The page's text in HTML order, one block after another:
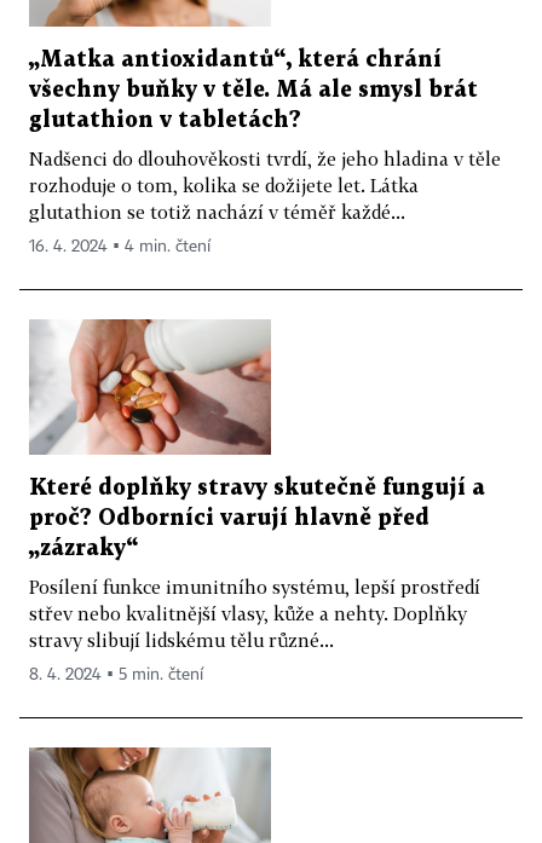
„Matka antioxidantů“, která chrání
všechny buňky v těle. Má ale smysl brát
glutathion v tabletách?
Nadšenci do dlouhověkosti tvrdí, že jeho hladina v těle
rozhoduje o tom, kolika se dožijete let. Látka
glutathion se totiž nachází v téměř každé...
16. 4. 2024 ▪ 4 min. čtení
Které doplňky stravy skutečně fungují a
proč? Odborníci varují hlavně před
„zázraky“
Posílení funkce imunitního systému, lepší prostředí
střev nebo kvalitnější vlasy, kůže a nehty. Doplňky
stravy slibují lidskému tělu různé...
8. 4. 2024 ▪ 5 min. čtení